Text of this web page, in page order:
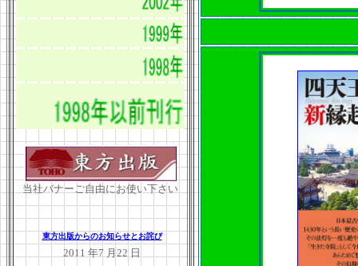
当社バナーご自由にお使い下さい
東方出版からのお知らせとお詫び
2011 年7 月22 日